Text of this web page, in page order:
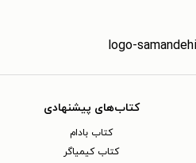
کتاب‌های پیشنهادی
کتاب بادام
کتاب کیمیاگر